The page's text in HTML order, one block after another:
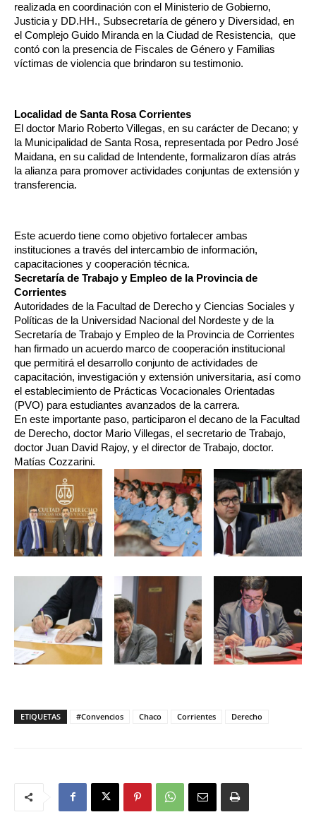
realizada en coordinación con el Ministerio de Gobierno,
Justicia y DD.HH., Subsecretaría de género y Diversidad, en
el Complejo Guido Miranda en la Ciudad de Resistencia,  que
contó con la presencia de Fiscales de Género y Familias
víctimas de violencia que brindaron su testimonio.
Localidad de Santa Rosa Corrientes
El doctor Mario Roberto Villegas, en su carácter de Decano; y
la Municipalidad de Santa Rosa, representada por Pedro José
Maidana, en su calidad de Intendente, formalizaron días atrás
la alianza para promover actividades conjuntas de extensión y
transferencia.
Este acuerdo tiene como objetivo fortalecer ambas
instituciones a través del intercambio de información,
capacitaciones y cooperación técnica.
Secretaría de Trabajo y Empleo de la Provincia de
Corrientes
Autoridades de la Facultad de Derecho y Ciencias Sociales y
Políticas de la Universidad Nacional del Nordeste y de la
Secretaría de Trabajo y Empleo de la Provincia de Corrientes
han firmado un acuerdo marco de cooperación institucional
que permitirá el desarrollo conjunto de actividades de
capacitación, investigación y extensión universitaria, así como
el establecimiento de Prácticas Vocacionales Orientadas
(PVO) para estudiantes avanzados de la carrera.
En este importante paso, participaron el decano de la Facultad
de Derecho, doctor Mario Villegas, el secretario de Trabajo,
doctor Juan David Rajoy, y el director de Trabajo, doctor.
Matías Cozzarini.
ETIQUETAS #Convencios Chaco Corrientes Derecho